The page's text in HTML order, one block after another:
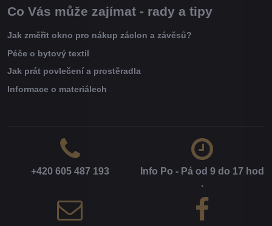
Co Vás může zajímat - rady a tipy
Jak změřit okno pro nákup záclon a závěsů?
Péče o bytový textil
Jak prát povlečení a prostěradla
Informace o materiálech
+420 605 487 193
Info Po - Pá od 9 do 17 hod​
.